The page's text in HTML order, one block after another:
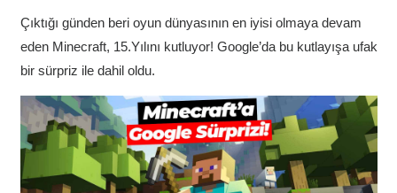
Çıktığı günden beri oyun dünyasının en iyisi olmaya devam
eden Minecraft, 15.Yılını kutluyor! Google’da bu kutlayışa ufak
bir sürpriz ile dahil oldu.